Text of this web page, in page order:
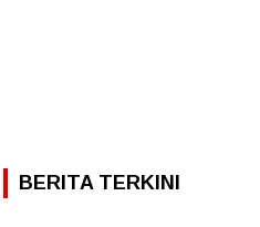
BERITA TERKINI